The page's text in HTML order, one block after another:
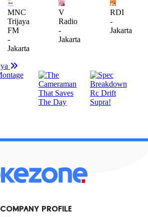
COMPANY PROFILE